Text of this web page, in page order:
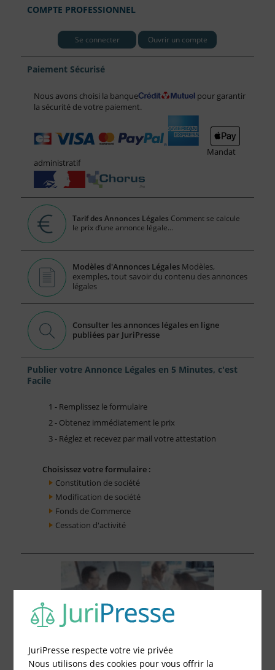
COMPTE PROFESSIONNEL
Se connecter Ouvrir un compte
Paiement Sécurisé
Nous avons choisi la banque
pour garantir
la sécurité de votre paiement.
Mandat
administratif
Tarif des Annonces Légales Comment se calcule
le prix d’une annonce légale...
Modèles d'Annonces Légales Modèles,
exemples, tout savoir du contenu des annonces
légales
Consulter les annonces légales en ligne
publiées par JuriPresse
Publier votre Annonce Légales en 5 Minutes, c'est
Facile
1 - Remplissez le formulaire
2 - Obtenez immédiatement le prix
3 - Réglez et recevez par mail votre attestation
Choisissez votre formulaire :
Constitution de société
Modification de société
Fonds de Commerce
Cessation d'activité
JuriPresse respecte votre vie privée
Nous utilisons des cookies pour vous offrir la